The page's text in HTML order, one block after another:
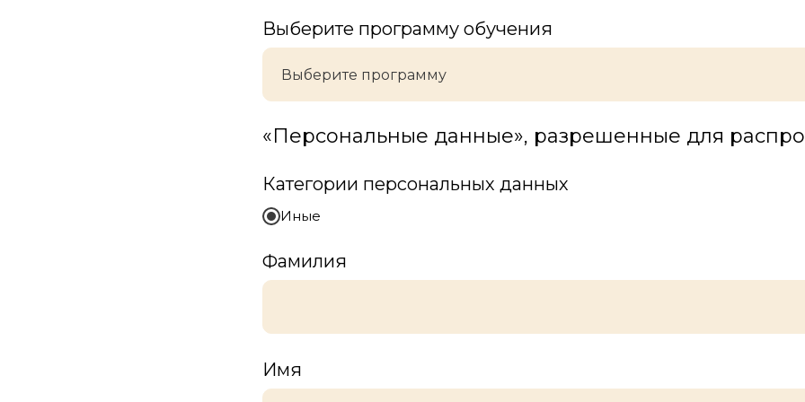
Выберите программу обучения
«Персональные данные», разрешенные для
Категории персональных данных
Иные
Фамилия
Имя